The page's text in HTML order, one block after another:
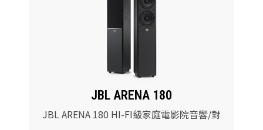
JBL ARENA 180
JBL ARENA 180 HI-FI級家庭電影院音響/對